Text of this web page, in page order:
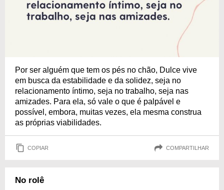
Por ser alguém que tem os pés no chão, Dulce vive
em busca da estabilidade e da solidez, seja no
relacionamento íntimo, seja no trabalho, seja nas
amizades. Para ela, só vale o que é palpável e
possível, embora, muitas vezes, ela mesma construa
as próprias viabilidades.
COPIAR COMPARTILHAR
No rolê